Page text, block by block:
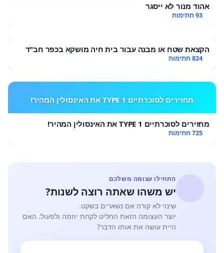
אהוד מנור לא ייסגר
93 חתימות
הקצאת שטח או מבנה עבור בית חיה מושקא בכפר חב"ד
824 חתימות
מחזירים לסוכרתיים TYPE 1 את האינסולין המהיר!
מחזירים לסוכרתיים TYPE 1 את האינסולין המהיר!
725 חתימות
התחילו עצומה משלכם
יש משהו שאתה רוצה לשנות?
שינוי לא קורה אם נשארים בשקט.
יוצר העצומה הזאת החליט לקחת יוזמה ולפעול. האם
היית עושה את אותו הדבר?